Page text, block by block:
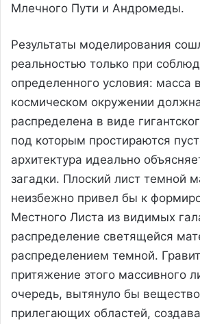
Млечного Пути и Андромеды.
Результаты моделирования
реальностью только при
определенного условия: масса
космическом окружении
распределена в виде
под которым простираются
архитектура идеально
загадки. Плоский лист темной
неизбежно привел бы к
Местного Листа из видимых
распределение светящейся
распределением темной.
притяжение этого массивного
очередь, вытянуло бы
прилегающих областей,